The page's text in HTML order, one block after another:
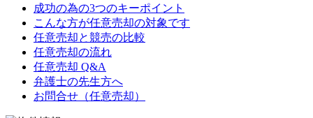
成功の為の3つのキーポイント
こんな方が任意売却の対象です
任意売却と競売の比較
任意売却の流れ
任意売却 Q&A
弁護士の先生方へ
お問合せ（任意売却）